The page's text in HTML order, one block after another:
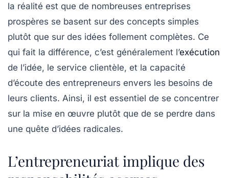
la réalité est que de nombreuses entreprises
prospères se basent sur des concepts simples
plutôt que sur des idées follement complètes. Ce
qui fait la différence, c’est généralement l’exécution
de l’idée, le service clientèle, et la capacité
d’écoute des entrepreneurs envers les besoins de
leurs clients. Ainsi, il est essentiel de se concentrer
sur la mise en œuvre plutôt que de se perdre dans
une quête d’idées radicales.
L’entrepreneuriat implique des